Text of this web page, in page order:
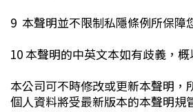
9 本聲明並不限制私隱條例所保障
10 本聲明的中英文本如有歧義，概
本公司可不時修改或更新本聲明，
個人資料將受最新版本的本聲明規